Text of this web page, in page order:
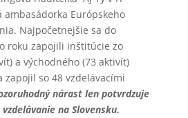
ambasádorka Európskeho
Najpočetnejšie sa do
roku zapojili inštitúcie zo
a východného (73 aktivít)
zapojil so 48 vzdelávacími
nárast len potvrdzuje
na Slovensku.